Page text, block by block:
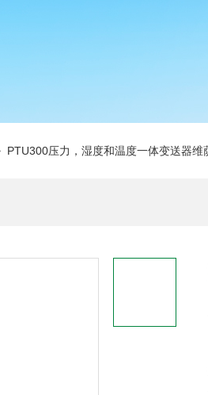
压力，湿度和温度一体变送器维